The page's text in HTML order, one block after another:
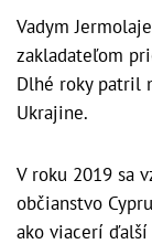
Vadym
zakladateľom
Dlhé roky patril
Ukrajine.
V roku 2019 sa
občianstvo
ako viacerí